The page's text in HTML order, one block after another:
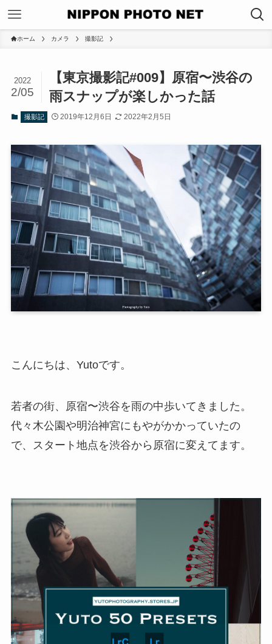
ホーム カメラ 撮影記
【東京撮影記#009】原宿〜渋谷の
雨スナップが楽しかった話
2022
2/05
撮影記 2019年12月6日 2022年2月5日
こんにちは、Yutoです。
若者の街、原宿〜渋谷を雨の中歩いてきました。
代々木公園や明治神宮にもやがかかっていたの
で、スタート地点を渋谷から原宿に変えてます。